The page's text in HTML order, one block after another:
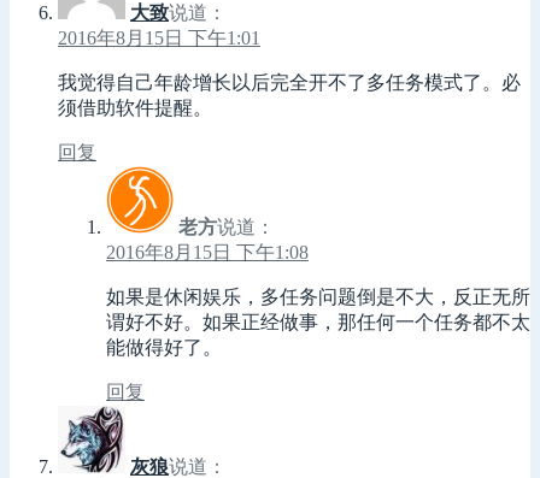
大致说道：
2016年8月15日 下午1:01
我觉得自己年龄增长以后完全开不了多任务模式了。必
须借助软件提醒。
回复
老方说道：
2016年8月15日 下午1:08
如果是休闲娱乐，多任务问题倒是不大，反正无所
谓好不好。如果正经做事，那任何一个任务都不太
能做得好了。
回复
灰狼说道：